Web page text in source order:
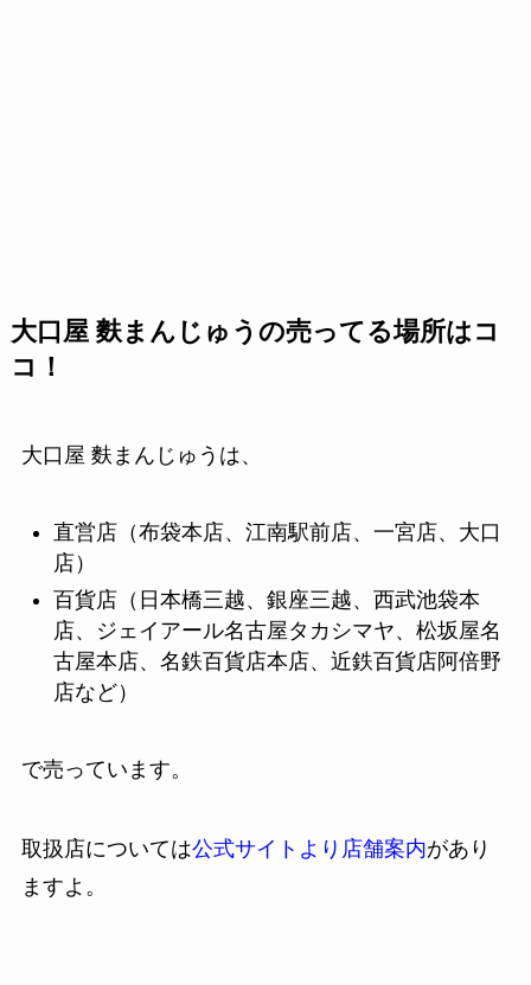
大口屋 麩まんじゅうの売ってる場所はコ
コ！
大口屋 麩まんじゅうは、
直営店（布袋本店、江南駅前店、一宮店、大口
店）
百貨店（日本橋三越、銀座三越、西武池袋本
店、ジェイアール名古屋タカシマヤ、松坂屋名
古屋本店、名鉄百貨店本店、近鉄百貨店阿倍野
店など）
で売っています。
取扱店については公式サイトより店舗案内があり
ますよ。